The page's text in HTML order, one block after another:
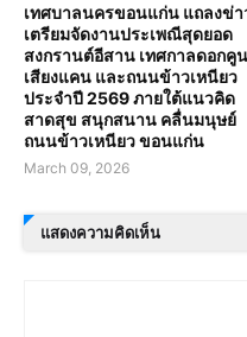
เทศบาลนครขอนแก่น แถลงข่า
เตรียมจัดงานประเพณีสุดยอด
สงกรานต์อีสาน เทศกาลดอกคูน
เสียงแคน และถนนข้าวเหนียว
ประจำปี 2569 ภายใต้แนวคิด
สาดสุข สนุกสนาน คลื่นมนุษย์
ถนนข้าวเหนียว ขอนแก่น
March 09, 2026
แสดงความคิดเห็น